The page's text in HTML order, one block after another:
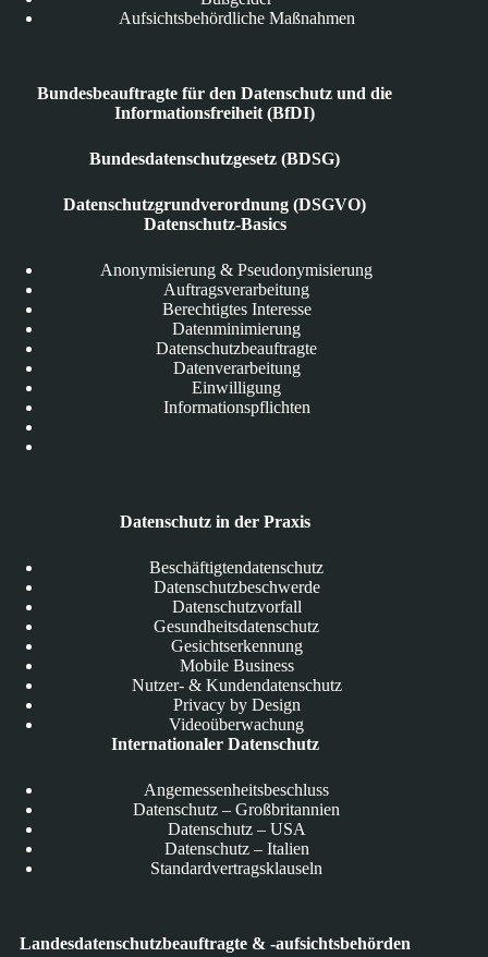
Aufsichtsbehördliche Maßnahmen
Bundesbeauftragte für den Datenschutz und die
Informationsfreiheit (BfDI)
Bundesdatenschutzgesetz (BDSG)
Datenschutzgrundverordnung (DSGVO)
Datenschutz-Basics
Anonymisierung & Pseudonymisierung
Auftragsverarbeitung
Berechtigtes Interesse
Datenminimierung
Datenschutzbeauftragte
Datenverarbeitung
Einwilligung
Informationspflichten
Datenschutz in der Praxis
Beschäftigtendatenschutz
Datenschutzbeschwerde
Datenschutzvorfall
Gesundheitsdatenschutz
Gesichtserkennung
Mobile Business
Nutzer- & Kundendatenschutz
Privacy by Design
Videoüberwachung
Internationaler Datenschutz
Angemessenheitsbeschluss
Datenschutz – Großbritannien
Datenschutz – USA
Datenschutz – Italien
Standardvertragsklauseln
Landesdatenschutzbeauftragte & -aufsichtsbehörden